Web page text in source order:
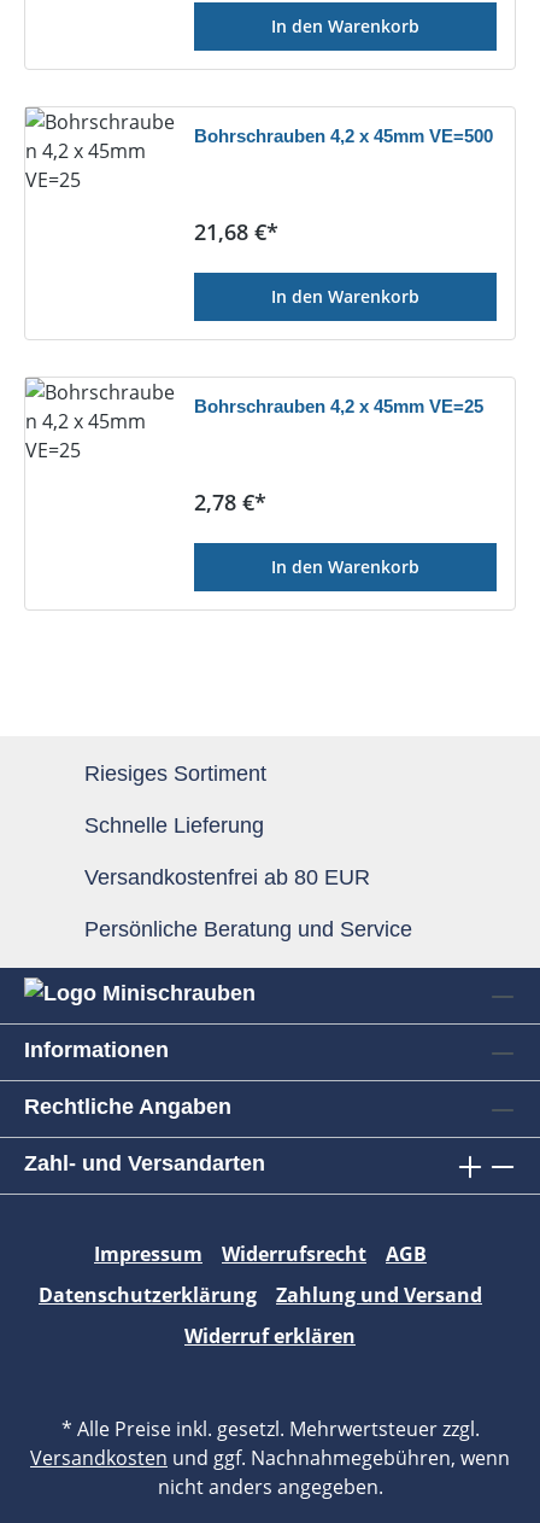
In den Warenkorb
Bohrschrauben 4,2 x 45mm VE=500
Regulärer Preis:
21,68 €*
In den Warenkorb
Bohrschrauben 4,2 x 45mm VE=25
Regulärer Preis:
2,78 €*
In den Warenkorb
Riesiges Sortiment
Schnelle Lieferung
Versandkostenfrei ab 80 EUR
Persönliche Beratung und Service
Informationen
Rechtliche Angaben
Zahl- und Versandarten
Impressum Widerrufsrecht
AGB
Datenschutzerklärung
Zahlung und Versand
Widerruf erklären
* Alle Preise inkl. gesetzl. Mehrwertsteuer zzgl.
Versandkosten und ggf. Nachnahmegebühren, wenn
nicht anders angegeben.